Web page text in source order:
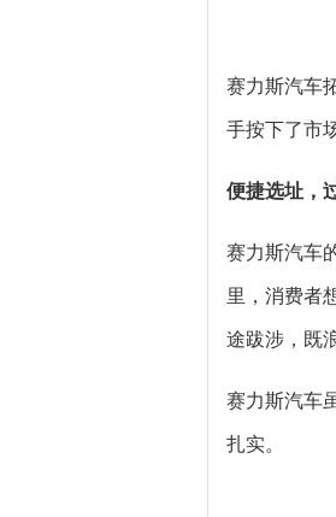
赛力斯汽车
手按下了市
便捷选址，
赛力斯汽车
里，消费者
途跋涉，既
赛力斯汽车
扎实。